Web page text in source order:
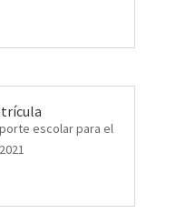
escolar para el